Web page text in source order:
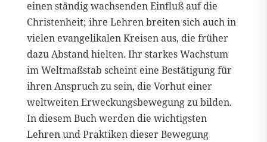
einen ständig wachsenden Einfluß auf die
Christenheit; ihre Lehren breiten sich auch in
vielen evangelikalen Kreisen aus, die früher
dazu Abstand hielten. Ihr starkes Wachstum
im Weltmaßstab scheint eine Bestätigung für
ihren Anspruch zu sein, die Vorhut einer
weltweiten Erweckungsbewegung zu bilden.
In diesem Buch werden die wichtigsten
Lehren und Praktiken dieser Bewegung